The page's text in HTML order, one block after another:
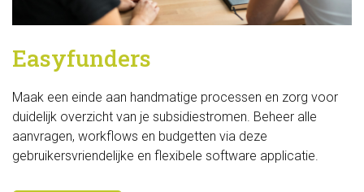
Easyfunders
Maak een einde aan handmatige processen en zorg voor
duidelijk overzicht van je subsidiestromen. Beheer alle
aanvragen, workflows en budgetten via deze
gebruikersvriendelijke en flexibele software applicatie.